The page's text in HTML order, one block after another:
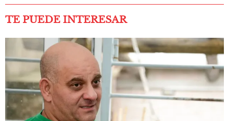
TE PUEDE INTERESAR